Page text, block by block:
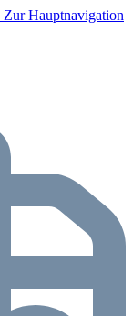
Zur Hauptnavigation